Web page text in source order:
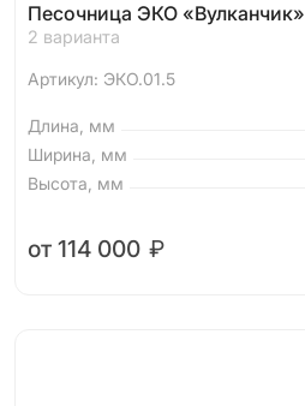
Песочница ЭКО «Вулканчик»
2 варианта
Артикул: ЭКО.01.5
Длина, мм
Ширина, мм
Высота, мм
от 114 000 ₽